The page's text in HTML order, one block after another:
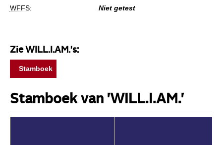
WFFS: Niet getest
Zie WILL.I.AM.'s:
Stamboek
Stamboek van 'WILL.I.AM.'